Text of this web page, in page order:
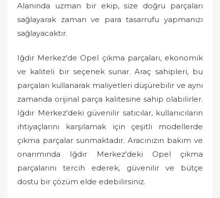
Alanında uzman bir ekip, size doğru parçaları
sağlayarak zaman ve para tasarrufu yapmanızı
sağlayacaktır.
Iğdır Merkez'de Opel çıkma parçaları, ekonomik
ve kaliteli bir seçenek sunar. Araç sahipleri, bu
parçaları kullanarak maliyetleri düşürebilir ve aynı
zamanda orijinal parça kalitesine sahip olabilirler.
Iğdır Merkez'deki güvenilir satıcılar, kullanıcıların
ihtiyaçlarını karşılamak için çeşitli modellerde
çıkma parçalar sunmaktadır. Aracınızın bakım ve
onarımında Iğdır Merkez'deki Opel çıkma
parçalarını tercih ederek, güvenilir ve bütçe
dostu bir çözüm elde edebilirsiniz.